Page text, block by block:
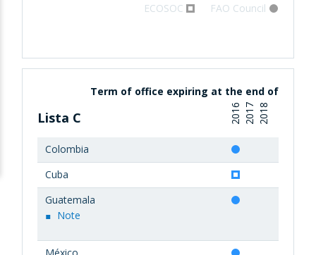
ECOSOC
FAO Council
Term of office expiring at the end of
Lista C 2016 2017 2018
Colombia
Cuba
Guatemala
Note